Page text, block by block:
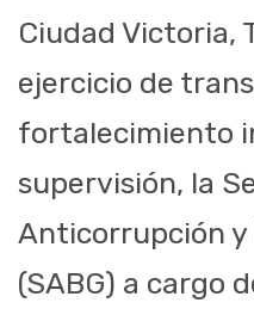
Ciudad Victoria,
ejercicio de
fortalecimiento
supervisión, la
Anticorrupción y
(SABG) a cargo